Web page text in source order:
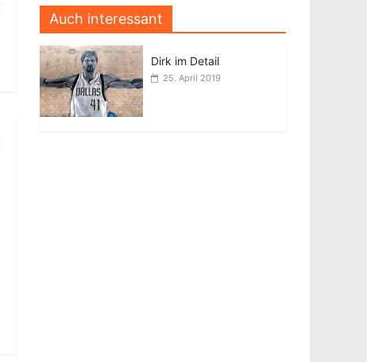
Auch interessant
Dirk im Detail
25. April 2019